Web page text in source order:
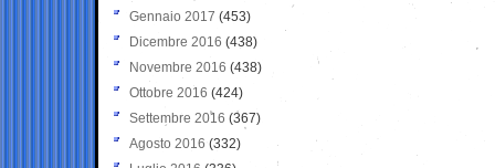
Gennaio 2017 (453)
Dicembre 2016 (438)
Novembre 2016 (438)
Ottobre 2016 (424)
Settembre 2016 (367)
Agosto 2016 (332)